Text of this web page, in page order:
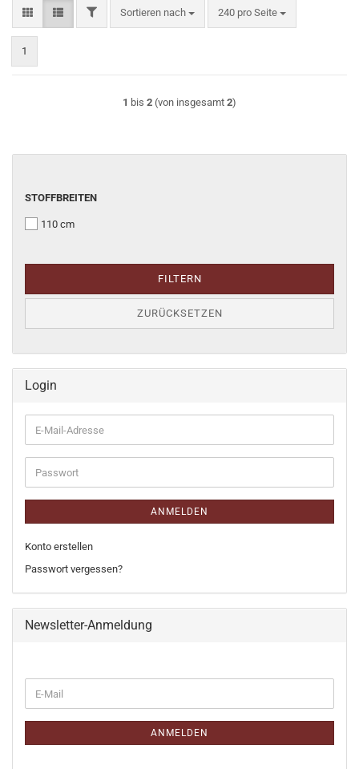
FILTERSortieren nach
Sortieren nach 240 pro Seite
pro Seite
1
1 bis 2 (von insgesamt 2)
STOFFBREITEN
STOFFBREITEN
110 cm
FILTERN
ZURÜCKSETZEN
Login
E-
Mail-
Adresse
Passwort
ANMELDEN
Konto erstellen
Passwort vergessen?
Newsletter-Anmeldung
ZUR
E-
Mail
ANMELDEN